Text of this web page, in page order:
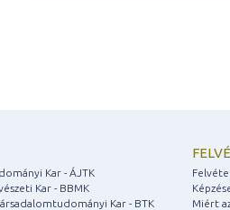
Kar - ÁJTK
Kar - BBMK
Kar - BTK
Miért